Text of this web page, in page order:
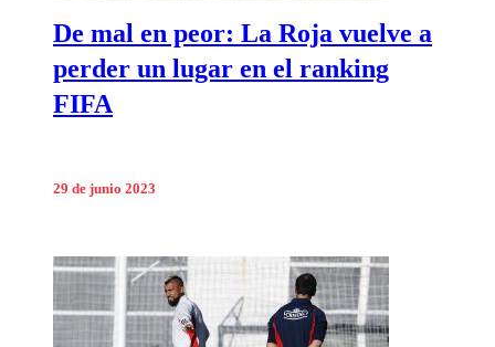
De mal en peor: La Roja vuelve a
perder un lugar en el ranking
FIFA
29 de junio 2023